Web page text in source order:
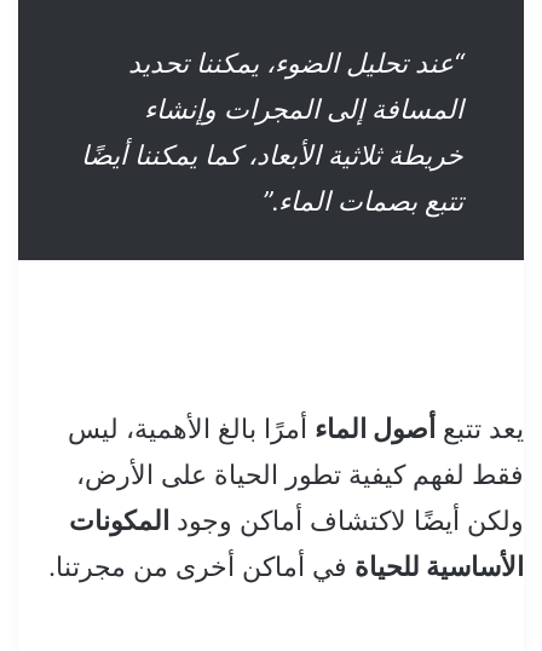
“عند تحليل الضوء، يمكننا تحديد
المسافة إلى المجرات وإنشاء
خريطة ثلاثية الأبعاد، كما يمكننا أيضًا
تتبع بصمات الماء.”
يعد تتبع أصول الماء أمرًا بالغ الأهمية، ليس
فقط لفهم كيفية تطور الحياة على الأرض،
ولكن أيضًا لاكتشاف أماكن وجود المكونات
الأساسية للحياة في أماكن أخرى من مجرتنا.